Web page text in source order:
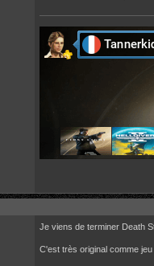
Je viens de terminer Death
C'est très original comme